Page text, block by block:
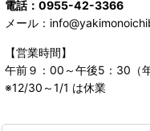
電話：0955-42-3366
メール：
【営業時間】
午前９：00～午後5：30（年
※12/30～1/1 は休業